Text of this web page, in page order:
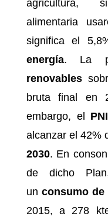
agricultura,
alimentaria
significa el
energía. La
renovables
bruta final en
embargo, el
alcanzar el 42%
2030. En
de dicho
un consumo de
2015, a 278